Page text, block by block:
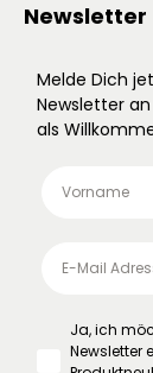
Newsletter
Melde Dich
Newsletter
als
Ja, ich
Newsletter